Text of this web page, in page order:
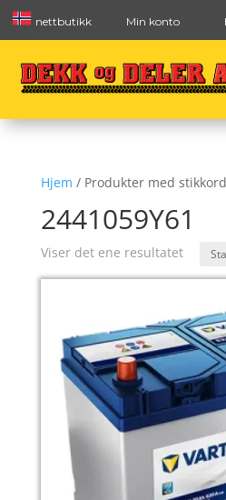
nettbutikk Min konto
Hjem / Produkter med stikkord
2441059Y61
Viser det ene resultatet